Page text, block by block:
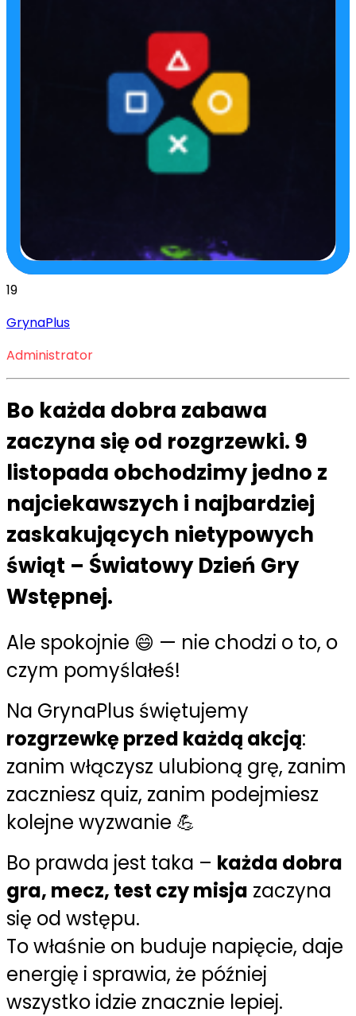
19
GrynaPlus
Administrator
Bo każda dobra zabawa
zaczyna się od rozgrzewki. 9
listopada obchodzimy jedno z
najciekawszych i najbardziej
zaskakujących nietypowych
świąt – Światowy Dzień Gry
Wstępnej.
Ale spokojnie 😄 — nie chodzi o to, o
czym pomyślałeś!
Na GrynaPlus świętujemy
rozgrzewkę przed każdą akcją:
zanim włączysz ulubioną grę, zanim
zaczniesz quiz, zanim podejmiesz
kolejne wyzwanie 💪
Bo prawda jest taka – każda dobra
gra, mecz, test czy misja zaczyna
się od wstępu.
To właśnie on buduje napięcie, daje
energię i sprawia, że później
wszystko idzie znacznie lepiej.